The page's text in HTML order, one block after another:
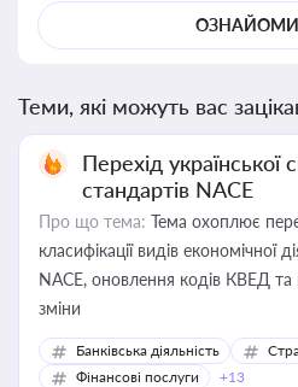
Теми, які можуть вас
Перехід
стандартів NACE
Про що тема: Тема охоплює
класифікації видів економічної
NACE, оновлення кодів КВЕД та
зміни
Банківська діяльність
Фінансові послуги
+13